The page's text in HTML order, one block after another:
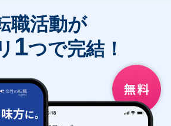
職活動が
1つで完結！